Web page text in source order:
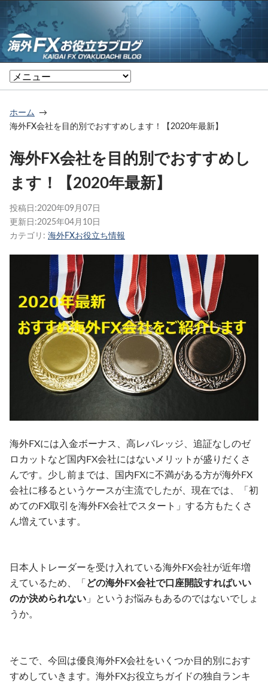
ホーム
海外FX会社を目的別でおすすめします！【2020年最新】
海外FX会社を目的別でおすすめし
ます！【2020年最新】
投稿日:2020年09月07日
更新日:2025年04月10日
カテゴリ: 海外FXお役立ち情報
海外FXには入金ボーナス、高レバレッジ、追証なしのゼ
ロカットなど国内FX会社にはないメリットが盛りだくさ
んです。少し前までは、国内FXに不満がある方が海外FX
会社に移るというケースが主流でしたが、現在では、「初
めてのFX取引を海外FX会社でスタート」する方もたくさ
ん増えています。
日本人トレーダーを受け入れている海外FX会社が近年増
えているため、「 どの海外FX会社で口座開設すればいい
のか決められない 」というお悩みもあるのではないでしょ
うか。
そこで、今回は優良海外FX会社をいくつか目的別におす
すめしていきます。海外FXお役立ちガイドの独自ランキ